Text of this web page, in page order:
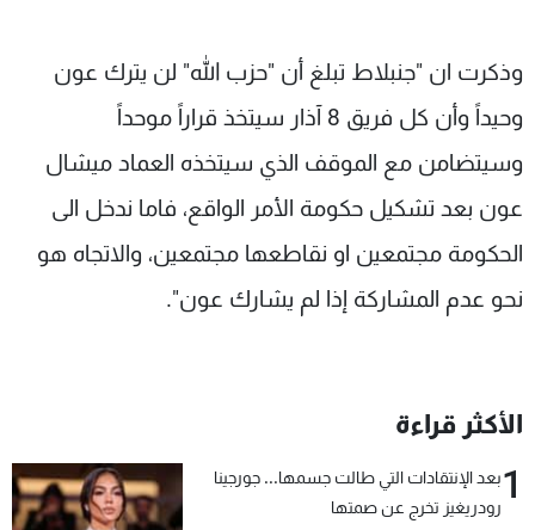
وذكرت ان "جنبلاط تبلغ أن "حزب الله" لن يترك عون
وحيداً وأن كل فريق 8 آذار سيتخذ قراراً موحداً
وسيتضامن مع الموقف الذي سيتخذه العماد ميشال
عون بعد تشكيل حكومة الأمر الواقع، فاما ندخل الى
الحكومة مجتمعين او نقاطعها مجتمعين، والاتجاه هو
نحو عدم المشاركة إذا لم يشارك عون".
الأكثر قراءة
1بعد الإنتقادات التي طالت جسمها... جورجينا
رودريغيز تخرج عن صمتها